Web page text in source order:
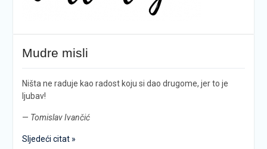
Mudre misli
Ništa ne raduje kao radost koju si dao drugome, jer to je
ljubav!
— Tomislav Ivančić
Sljedeći citat »